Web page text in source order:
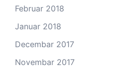
Februar 2018
Januar 2018
Decembar 2017
Novembar 2017